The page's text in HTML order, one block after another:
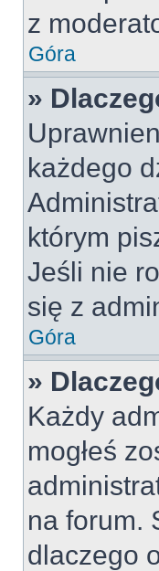
z
Góra
»
każdego
którym
Jeśli nie
się z
Góra
»
Każdy
mogłeś
na forum.
dlaczego